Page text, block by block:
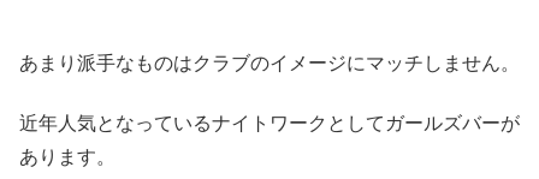
あまり派手なものはクラブのイメージにマッチしません。
近年人気となっているナイトワークとしてガールズバーが
あります。